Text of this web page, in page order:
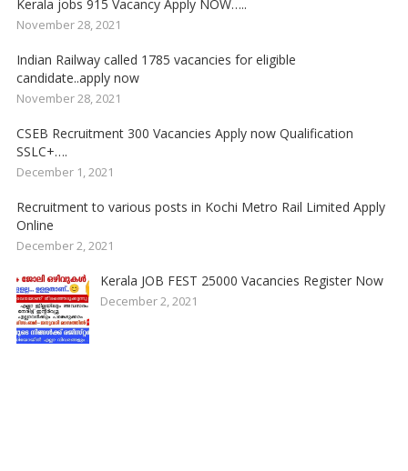
Kerala jobs 915 Vacancy Apply NOW…..
November 28, 2021
Indian Railway called 1785 vacancies for eligible
candidate..apply now
November 28, 2021
CSEB Recruitment 300 Vacancies Apply now Qualification
SSLC+….
December 1, 2021
Recruitment to various posts in Kochi Metro Rail Limited Apply
Online
December 2, 2021
Kerala JOB FEST 25000 Vacancies Register Now
December 2, 2021